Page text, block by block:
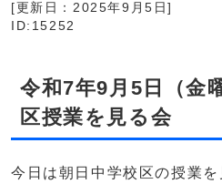
[更新日：2025年9月5日]
ID:15252
令和7年9月5日（金
区授業を見る会
今日は朝日中学校区の授業を